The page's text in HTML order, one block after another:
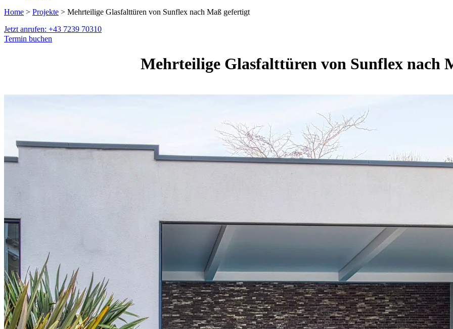
Home > Projekte > Mehrteilige Glasfalttüren von Sunflex nach Maß gefertigt
Jetzt anrufen: +43 7239 70310
Termin buchen
Mehrteilige Glasfalttüren von Sunflex nach